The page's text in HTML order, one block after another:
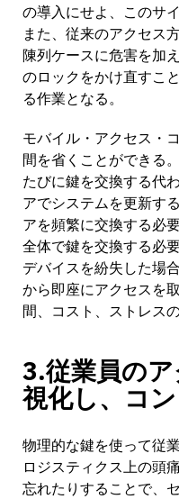
の導入にせよ、このサ
また、従来のアクセス
陳列ケースに危害を加
のロックをかけ直すこ
る作業となる。
モバイル・アクセス・
間を省くことができる
たびに鍵を交換する代
アでシステムを更新す
アを頻繁に交換する必
全体で鍵を交換する必
デバイスを紛失した場
から即座にアクセスを
間、コスト、ストレス
3.従業員の
視化し、コ
物理的な鍵を使って従
ロジスティクス上の頭
忘れたりすることで、